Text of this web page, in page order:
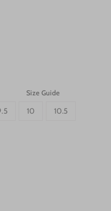
Size Guide
10 10.5